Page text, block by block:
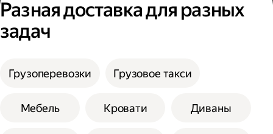
Разная доставка для разных
задач
Грузоперевозки Грузовое такси
Мебель Кровати Диваны